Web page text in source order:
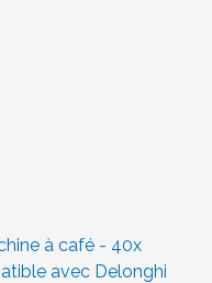
à café - 40x
avec Delonghi